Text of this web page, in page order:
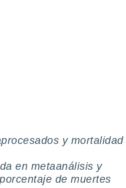
y mortalidad
en metaanálisis y
de muertes